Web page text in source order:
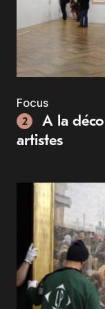
Focus
2
A la
artistes